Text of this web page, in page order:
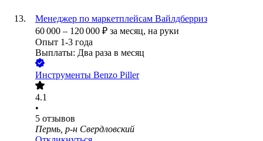
Менеджер по маркетплейсам Вайлдберриз
60 000 – 120 000 ₽ за месяц, на руки
Опыт 1-3 года
Выплаты: Два раза в месяц
Инструменты Benzo Piller
4.1
•
5 отзывов
Пермь, р-н Свердловский